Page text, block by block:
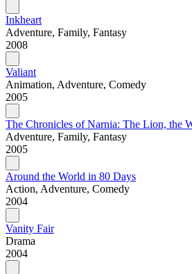
Inkheart
Adventure, Family, Fantasy
2008
Valiant
Animation, Adventure, Comedy
2005
The Chronicles of Narnia: The Lion, the
Adventure, Family, Fantasy
2005
Around the World in 80 Days
Action, Adventure, Comedy
2004
Vanity Fair
Drama
2004